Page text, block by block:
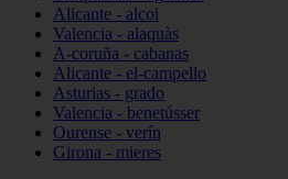
Alicante - alcoi
Valencia - alaquàs
A-coruña - cabanas
Alicante - el-campello
Asturias - grado
Valencia - benetússer
Ourense - verín
Girona - mieres